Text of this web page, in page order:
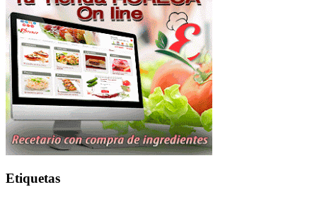
Etiquetas